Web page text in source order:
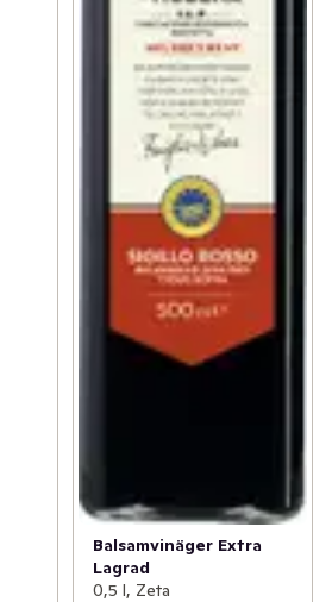
Balsamvinäger Extra
Lagrad
0,5 l, Zeta